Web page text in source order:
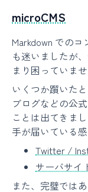
microCMS
Markdown での
も迷いましたが
まり困っていませ
いくつか躓いた
ブログなどの公
ことは出てきま
手が届いている
Twitter /
サーバサイ
また、完璧では